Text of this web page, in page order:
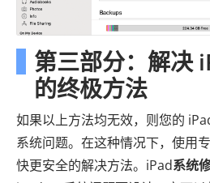
第三部分：解决
的终极方法
如果以上方法均无效，则您的
系统问题。在这种情况下，使用
快更安全的解决方法。iPad系统